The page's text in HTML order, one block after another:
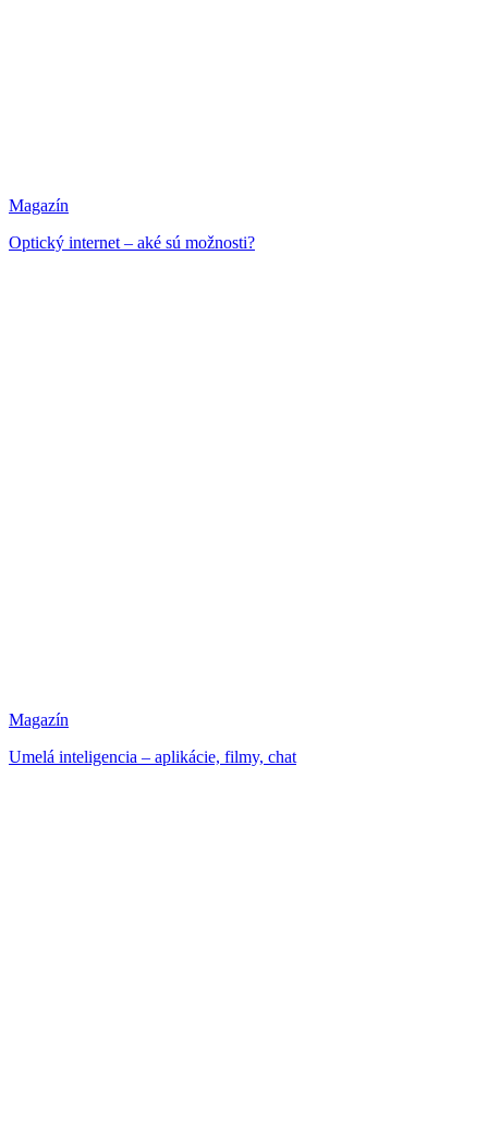
Magazín
Optický internet – aké sú možnosti?
Magazín
Umelá inteligencia – aplikácie, filmy, chat